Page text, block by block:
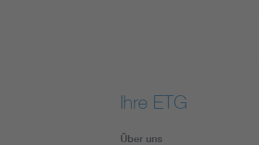
Ihre ETG
Über uns